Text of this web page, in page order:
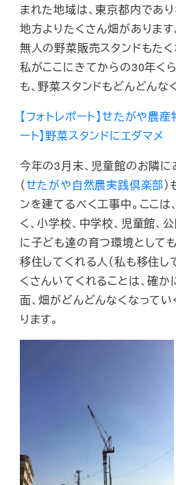
まれた地域は、東京都内であり
地方よりたくさん畑があります
無人の野菜販売スタンドもたく
私がここにきてからの30年く
も、野菜スタンドもどんどんな
【フォトレポート】せたがや農
ート】野菜スタンドにエダマメ
今年の3月末、児童館のお隣に
（せたがや自然農実践倶楽部
ンを建てるべく工事中。ここは
く、小学校、中学校、児童館、
に子ども達の育つ環境として
移住してくれる人（私も移住し
くさんいてくれることは、確
面、畑がどんどんなくなってい
ります。